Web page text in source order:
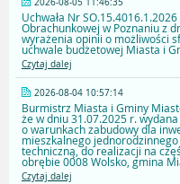
2026-08-05 11:46:35
Uchwała Nr
Obrachunkowej w Poznaniu z
wyrażenia opinii o możliwości
uchwale budżetowej Miasta i
Czytaj dalej
2026-08-04 10:57:14
Burmistrz Miasta i Gminy
że w dniu 31.07.2025 r.
o warunkach zabudowy dla
mieszkalnego
techniczną, do realizacji na
obrębie 0008 Wolsko, gmina
Czytaj dalej